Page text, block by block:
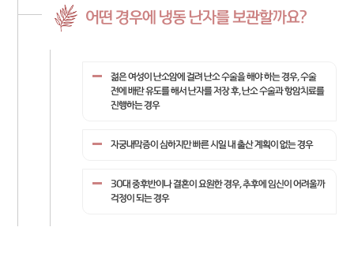
어떤 경우에 냉동 난자를 보관할까요?
젊은 여성이 난소암에 걸려 난소 수술을 해야 하는 경우, 수술
전에 배란 유도를 해서 난자를 저장 후, 난소 수술과 항암치료를
진행하는 경우
자궁내막증이 심하지만 빠른 시일 내 출산 계획이 없는 경우
30대 중후반이나 결혼이 요원한 경우, 추후에 임신이 어려울까
걱정이 되는 경우